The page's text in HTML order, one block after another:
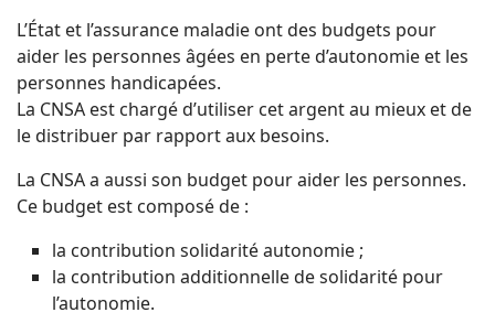
L’État et l’assurance maladie ont des budgets pour
aider les personnes âgées en perte d’autonomie et les
personnes handicapées.
La CNSA est chargé d’utiliser cet argent au mieux et de
le distribuer par rapport aux besoins.
La CNSA a aussi son budget pour aider les personnes.
Ce budget est composé de :
la contribution solidarité autonomie ;
la contribution additionnelle de solidarité pour
l’autonomie.